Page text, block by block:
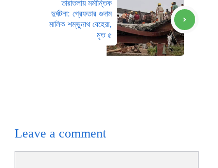
তারাতলায় মর্মান্তিক
দুর্ঘটনা: গ্রেফতার গুদাম
মালিক শম্ভুনাথ বেহেরা,
মৃত ৫
Leave a comment